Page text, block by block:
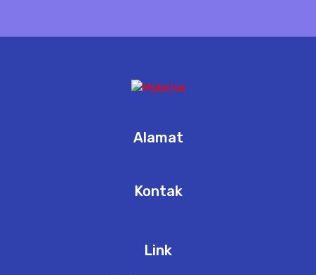
Alamat
Kontak
Link